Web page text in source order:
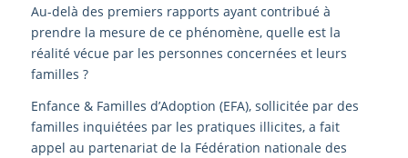
Au-delà des premiers rapports ayant contribué à
prendre la mesure de ce phénomène, quelle est la
réalité vécue par les personnes concernées et leurs
familles ?
Enfance & Familles d’Adoption (EFA), sollicitée par des
familles inquiétées par les pratiques illicites, a fait
appel au partenariat de la Fédération nationale des